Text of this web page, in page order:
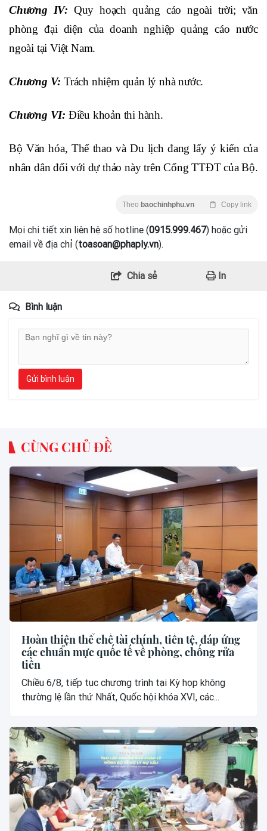
Chương IV: Quy hoạch quảng cáo ngoài trời; văn
phòng đại diện của doanh nghiệp quảng cáo nước
ngoài tại Việt Nam.
Chương V: Trách nhiệm quản lý nhà nước.
Chương VI: Điều khoản thi hành.
Bộ Văn hóa, Thể thao và Du lịch đang lấy ý kiến của
nhân dân đối với dự thảo này trên Cổng TTĐT của Bộ.
Theo baochinhphu.vn Copy link
Mọi chi tiết xin liên hệ số hotline (0915.999.467) hoặc gửi
email về địa chỉ (toasoan@phaply.vn).
Chia sẻ In
Bình luận
Gửi bình luận
CÙNG CHỦ ĐỀ
Hoàn thiện thể chế tài chính, tiền tệ, đáp ứng
các chuẩn mực quốc tế về phòng, chống rửa
tiền
Chiều 6/8, tiếp tục chương trình tại Kỳ họp không
thường lệ lần thứ Nhất, Quốc hội khóa XVI, các...